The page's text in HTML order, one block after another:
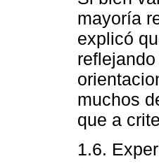
mayoría
explicó
muchos
que a
1.6.